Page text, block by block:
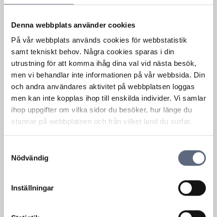
Denna webbplats använder cookies
På vår webbplats används cookies för webbstatistik
samt tekniskt behov. Några cookies sparas i din
utrustning för att komma ihåg dina val vid nästa besök,
men vi behandlar inte informationen på vår webbsida. Din
och andra användares aktivitet på webbplatsen loggas
men kan inte kopplas ihop till enskilda individer. Vi samlar
ihop uppgifter om vilka sidor du besöker, hur länge du
stannar på webbplatsen och från vilket land du surfar.
Nödvändig
Inställningar
blockerade fibernät,...
Läs mer om denna Press
Telecommunication, mobile telephony
16 March, 2022
Nya uppföranderegler på
telekomområdet
Telekområdgivarnas uppföranderegler går
utöver gällande lagstiftning och ses som god
Läs mer om denna Press